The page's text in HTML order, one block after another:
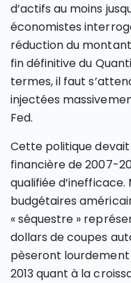
d’actifs au moins
économistes
réduction du
fin définitive du
termes, il faut
injectées
Fed.
Cette politique
financière de 2007-
qualifiée
budgétaires
« séquestre »
dollars de coupes
pèseront
2013 quant à la